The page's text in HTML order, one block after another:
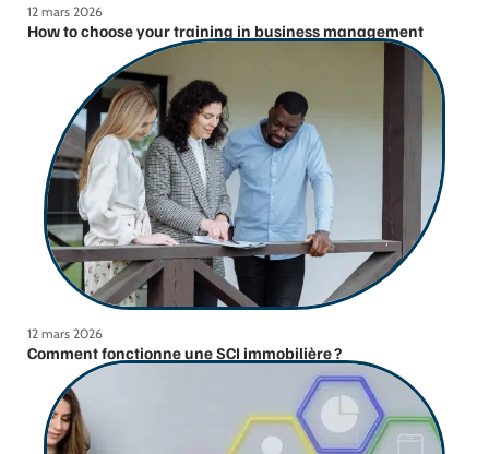
12 mars 2026
How to choose your training in business management
12 mars 2026
Comment fonctionne une SCI immobilière ?